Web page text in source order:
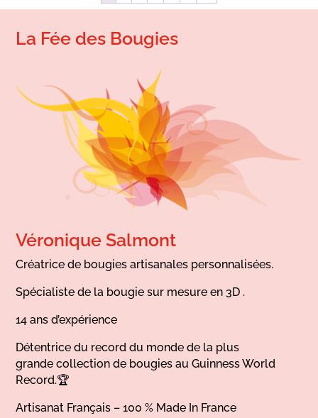
La Fée des Bougies
Véronique Salmont
Créatrice de bougies artisanales personnalisées.
Spécialiste de la bougie sur mesure en 3D .
14 ans d’expérience
Détentrice du record du monde de la plus
grande collection de bougies au Guinness World
Record.🏆
Artisanat Français – 100 % Made In France